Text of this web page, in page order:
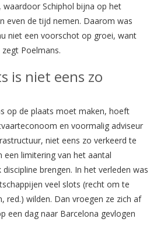
waardoor Schiphol bijna op het
even de tijd nemen. Daarom was
niet een voorschot op groei, want
Poelmans.
is niet eens zo
op de plaats moet maken, hoeft
en voormalig adviseur
niet eens zo verkeerd te
een limitering van het aantal
brengen. In het verleden was
veel slots (recht om te
red.) wilden. Dan vroegen ze zich af
een dag naar Barcelona gevlogen